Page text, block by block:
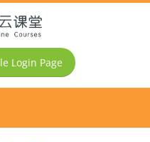
Login Page